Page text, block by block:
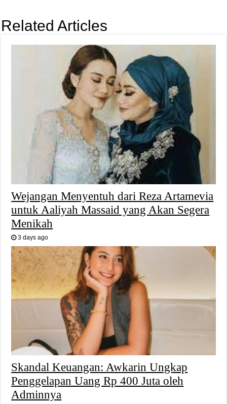
Related Articles
Wejangan Menyentuh dari Reza Artamevia
untuk Aaliyah Massaid yang Akan Segera
Menikah
3 days ago
Skandal Keuangan: Awkarin Ungkap
Penggelapan Uang Rp 400 Juta oleh
Adminnya